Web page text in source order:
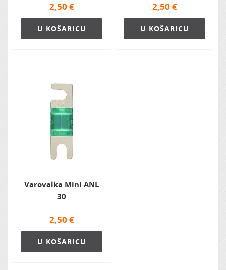
2,50 €
U KOŠARICU
2,50 €
U KOŠARICU
Varovalka Mini ANL
30
2,50 €
U KOŠARICU